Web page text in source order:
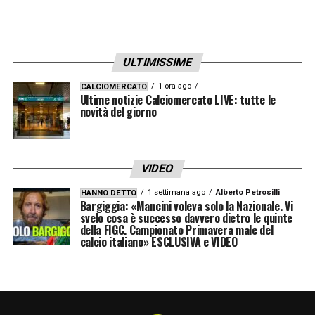
ma anche qua non c’erano le premesse. Pur
apprezzando le qualità di questo ragazzo,
non c’è stato nulla di concreto al di là di
qualche telefonata».
preoccupazione, loro in casa hanno
clamorosi. C’è rispetto, ma proprio perché
partiamo da qu difficilissime, anche
ambientali, il campo è sintetico, favorisce
ULTIMISSIME
CALCIOMERCATO 1 ora ago
Ultime notizie Calciomercato LIVE: tutte le
novità del giorno
VIDEO
HANNO DETTO 1 settimana ago Alberto Petrosilli
Bargiggia: «Mancini voleva solo la Nazionale. Vi
svelo cosa è successo davvero dietro le quinte
della FIGC. Campionato Primavera male del
calcio italiano» ESCLUSIVA e VIDEO